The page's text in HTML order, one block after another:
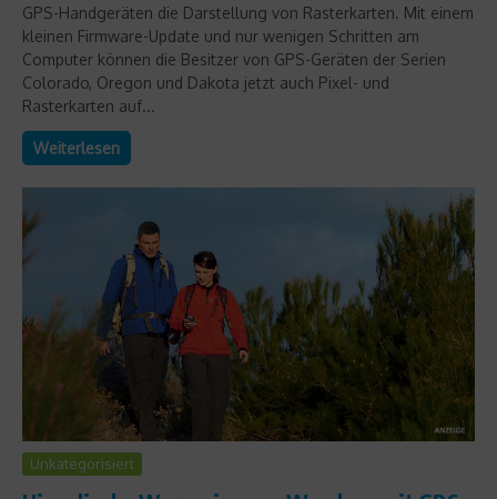
GPS-Handgeräten die Darstellung von Rasterkarten. Mit einem
kleinen Firmware-Update und nur wenigen Schritten am
Computer können die Besitzer von GPS-Geräten der Serien
Colorado, Oregon und Dakota jetzt auch Pixel- und
Rasterkarten auf...
Weiterlesen
Unkategorisiert